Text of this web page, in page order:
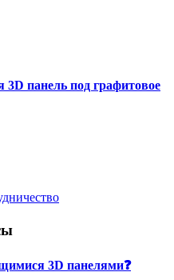
панель под графитовое
3D панелями❓